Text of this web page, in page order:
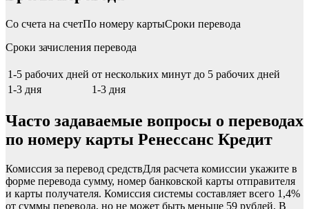
Со счета на счетПо номеру картыСроки перевода
Сроки зачисления перевода
1-5 рабочих дней от нескольких минут до 5 рабочих дней
1-3 дня
1-3 дня
Часто задаваемые вопросы о переводах
по номеру карты Ренессанс Кредит
Комиссия за перевод средствДля расчета комиссии укажите в
форме перевода сумму, номер банковской карты отправителя
и карты получателя. Комиссия системы составляет всего 1,4%
от суммы перевода, но не может быть меньше 59 рублей. В